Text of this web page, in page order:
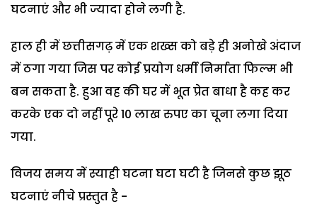
घटनाएं और भी ज्यादा होने लगी है.
हाल ही में छत्तीसगढ़ में एक शख्स को बड़े ही अनोखे अंदाज
में ठगा गया जिस पर कोई प्रयोग धर्मी निर्माता फिल्म भी
बन सकता है. हुआ वह की घर में भूत प्रेत बाधा है कह कर
करके एक दो नहीं पूरे 10 लाख रुपए का चूना लगा दिया
गया.
विजय समय में स्याही घटना घटा घटी है जिनसे कुछ झूठ
घटनाएं नीचे प्रस्तुत है -